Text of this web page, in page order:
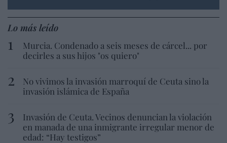
Lo más leído
Murcia. Condenado a seis meses de cárcel... por
decirles a sus hijos "os quiero"
No vivimos la invasión marroquí de Ceuta sino la
invasión islámica de España
Invasión de Ceuta. Vecinos denuncian la violación
en manada de una inmigrante irregular menor de
edad: “Hay testigos”